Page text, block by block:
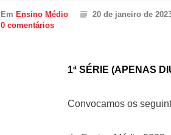
Em Ensino Médio 20 de janeiro de
0 comentários
1ª SÉRIE (APENAS
Convocamos os